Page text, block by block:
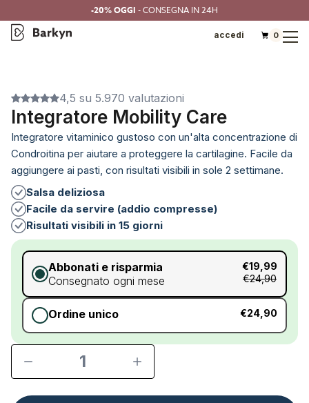
-20% OGGI - CONSEGNA IN 24H
accedi 0
4,5 su 5.970 valutazioni
Integratore Mobility Care
Integratore vitaminico gustoso con un'alta concentrazione di
Condroitina per aiutare a proteggere la cartilagine. Facile da
aggiungere ai pasti, con risultati visibili in sole 2 settimane.
Salsa deliziosa
Facile da servire (addio compresse)
Risultati visibili in 15 giorni
Abbonati e risparmia
Consegnato ogni mese
€19,99
€24,90
Ordine unico €24,90
1